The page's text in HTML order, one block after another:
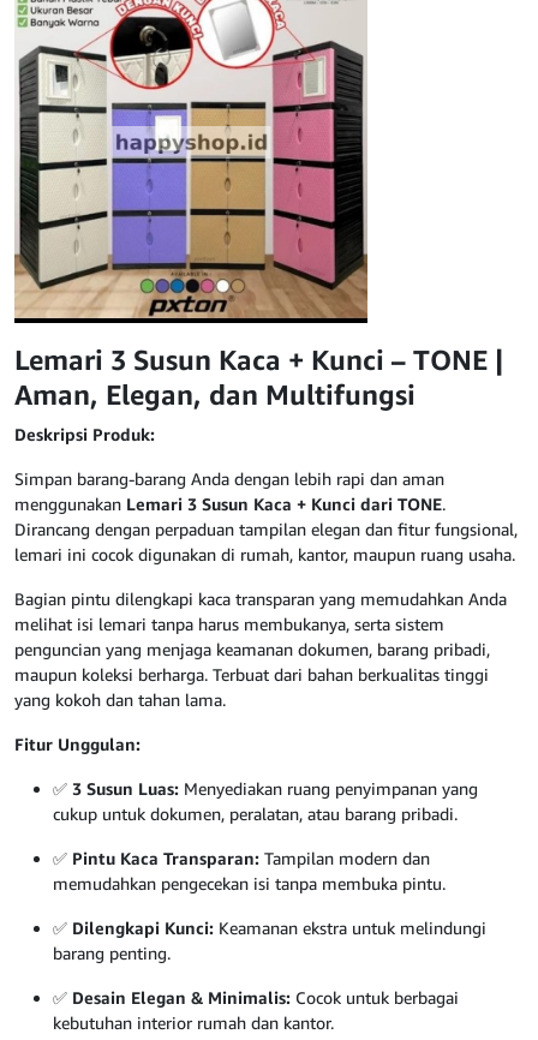
Lemari 3 Susun Kaca + Kunci – TONE |
Aman, Elegan, dan Multifungsi
Deskripsi Produk:
Simpan barang-barang Anda dengan lebih rapi dan aman
menggunakan Lemari 3 Susun Kaca + Kunci dari TONE.
Dirancang dengan perpaduan tampilan elegan dan fitur fungsional,
lemari ini cocok digunakan di rumah, kantor, maupun ruang usaha.
Bagian pintu dilengkapi kaca transparan yang memudahkan Anda
melihat isi lemari tanpa harus membukanya, serta sistem
penguncian yang menjaga keamanan dokumen, barang pribadi,
maupun koleksi berharga. Terbuat dari bahan berkualitas tinggi
yang kokoh dan tahan lama.
Fitur Unggulan:
✅ 3 Susun Luas: Menyediakan ruang penyimpanan yang
cukup untuk dokumen, peralatan, atau barang pribadi.
✅ Pintu Kaca Transparan: Tampilan modern dan
memudahkan pengecekan isi tanpa membuka pintu.
✅ Dilengkapi Kunci: Keamanan ekstra untuk melindungi
barang penting.
✅ Desain Elegan & Minimalis: Cocok untuk berbagai
kebutuhan interior rumah dan kantor.